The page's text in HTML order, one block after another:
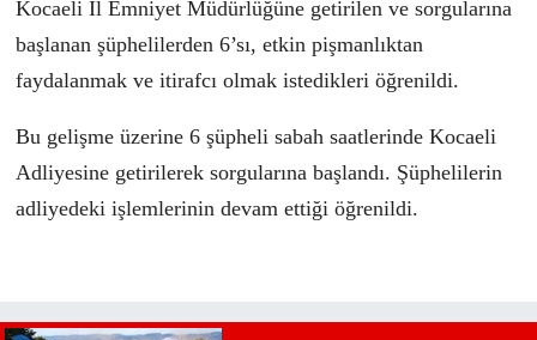
Kocaeli İl Emniyet Müdürlüğüne getirilen ve sorgularına
başlanan şüphelilerden 6’sı, etkin pişmanlıktan
faydalanmak ve itirafcı olmak istedikleri öğrenildi.
Bu gelişme üzerine 6 şüpheli sabah saatlerinde Kocaeli
Adliyesine getirilerek sorgularına başlandı. Şüphelilerin
adliyedeki işlemlerinin devam ettiği öğrenildi.